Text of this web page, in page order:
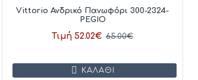
Vittorio Ανδρικό Πανωφόρι 300-2324-
PEGIO
Τιμή 52.02€ 65.00€
ΚΑΛΆΘΙ